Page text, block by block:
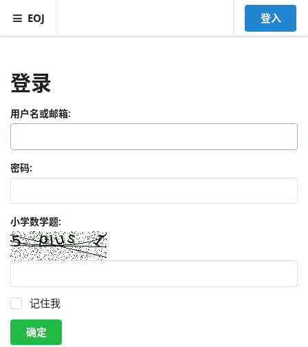
EOJ 登入
登录
用户名或邮箱:
密码:
小学数学题:
记住我
确定